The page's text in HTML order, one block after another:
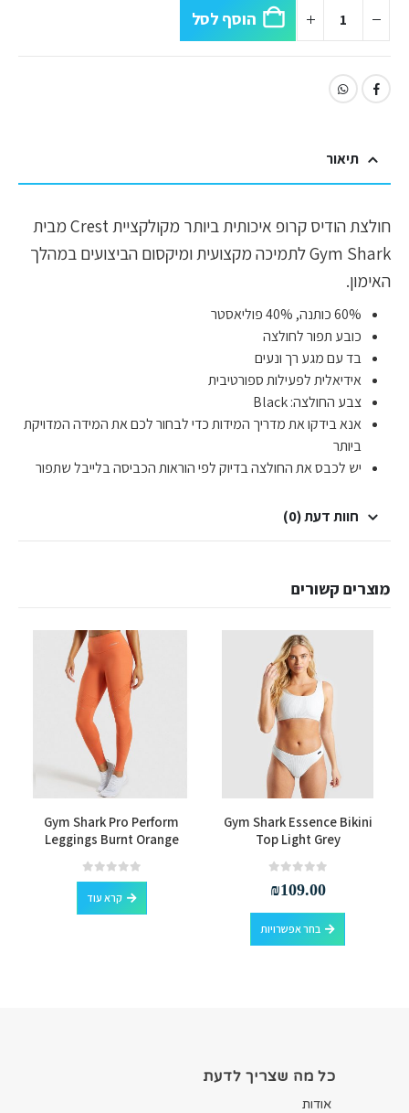
הוסף לסל
תיאור
חולצת הודיס קרופ איכותית ביותר מקולקציית Crest מבית
Gym Shark לתמיכה מקצועית ומיקסום הביצועים במהלך
האימון.
60% כותנה, 40% פוליאסטר
כובע תפור לחולצה
בד עם מגע רך ונעים
אידיאלית לפעילות ספורטיבית
צבע החולצה: Black
אנא בידקו את מדריך המידות כדי לבחור לכם את המידה המדויקת
ביותר
יש לכבס את החולצה בדיוק לפי הוראות הכביסה בלייבל שתפור
חוות דעת (0)
מוצרים קשורים
למוצר זה יש מספר סוגים. ניתן לבחור את האפשרויות בעמוד המוצר
Gym Shark Essence Bikini
Top Light Grey
₪109.00
בחר אפשרויות
למוצר זה יש מספר סוגים. ניתן לבחור את האפשרויות בעמוד המוצר
Gym Shark Pro Perform
Leggings Burnt Orange
0
out of 5
קרא עוד
כל מה שצריך לדעת
אודות